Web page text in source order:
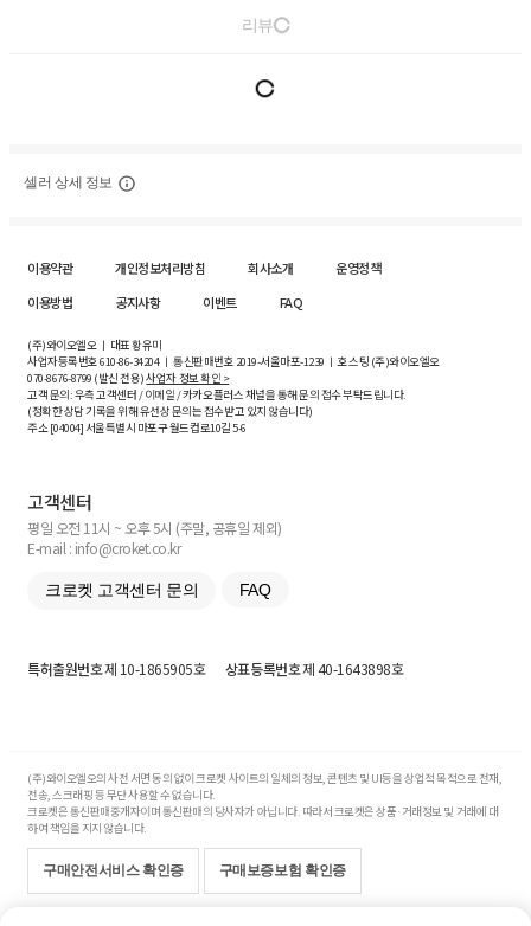
리뷰
셀러 상세 정보
이용약관 개인정보처리방침 회사소개
운영정책
이용방법
공지사항 이벤트 FAQ
(주)와이오엘오 ㅣ 대표 황유미
사업자등록번호610-86-34204ㅣ 통신판매번호 2019-서울마포-1239 ㅣ 호스팅 (주)와이오엘오
070-8676-8799 (발신 전용)사업자 정보 확인 >
고객 문의: 우측 고객센터 / 이메일 / 카카오플러스 채널을 통해 문의 접수 부탁드립니다.
(정확한 상담 기록을 위해 유선상 문의는 접수받고 있지 않습니다)
주소 [04004] 서울특별시 마포구 월드컵로10길5-6
고객센터
평일 오전 11시 ~ 오후 5시 (주말, 공휴일 제외)
E-mail : info@croket.co.kr
크로켓 고객센터 문의 FAQ
특허출원번호제 10-1865905호 상표등록번호제 40-1643898호
(주)와이오엘오의 사전 서면 동의 없이 크로켓 사이트의 일체의 정보, 콘텐츠 및 UI등을 상업적 목적으로 전재,
전송, 스크래핑 등 무단 사용할 수 없습니다.
크로켓은 통신판매중개자이며 통신판매의 당사자가 아닙니다. 따라서 크로켓은 상품·거래정보 및 거래에 대
하여 책임을 지지 않습니다.
구매안전서비스 확인증 구매보증보험 확인증